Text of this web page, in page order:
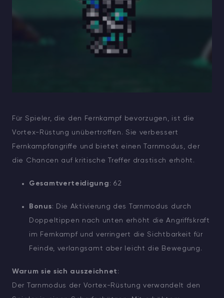
Für Spieler, die den Fernkampf bevorzugen, ist die
Vortex-Rüstung unübertroffen. Sie verbessert
Fernkampfangriffe und bietet einen Tarnmodus, der
die Chancen auf kritische Treffer drastisch erhöht.
Gesamtverteidigung : 62
Bonus: Die Aktivierung des Tarnmodus durch
Doppeltippen nach unten erhöht die Angriffskraft
im Fernkampf und verringert die Sichtbarkeit für
Feinde, verlangsamt aber leicht die Bewegung.
Warum sie sich auszeichnet :
Der Tarnmodus der Vortex-Rüstung verwandelt den